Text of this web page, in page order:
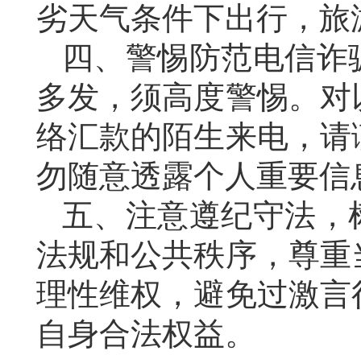
劣天气条件下出行，
四、警惕防范电信
多发，须高度警惕。
络汇款的陌生来电，
勿随意透露个人重要
五、注意遵纪守法
法规和公共秩序，尊
理性维权，避免过激
自身合法权益。